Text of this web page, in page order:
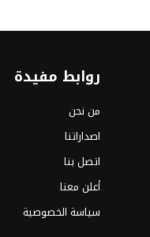
روابط مفيدة
من نحن
اصداراتنا
اتصل بنا
أعلن معنا
سياسة الخصوصية